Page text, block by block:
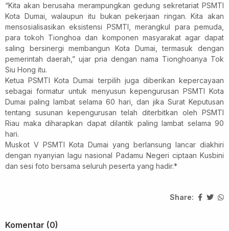
“Kita akan berusaha merampungkan gedung sekretariat PSMTI
Kota Dumai, walaupun itu bukan pekerjaan ringan. Kita akan
mensosialisasikan eksistensi PSMTI, merangkul para pemuda,
para tokoh Tionghoa dan komponen masyarakat agar dapat
saling bersinergi membangun Kota Dumai, termasuk dengan
pemerintah daerah,” ujar pria dengan nama Tionghoanya Tok
Siu Hong itu.
Ketua PSMTI Kota Dumai terpilih juga diberikan kepercayaan
sebagai formatur untuk menyusun kepengurusan PSMTI Kota
Dumai paling lambat selama 60 hari, dan jika Surat Keputusan
tentang susunan kepengurusan telah diterbitkan oleh PSMTI
Riau maka diharapkan dapat dilantik paling lambat selama 90
hari.
Muskot V PSMTI Kota Dumai yang berlansung lancar diakhiri
dengan nyanyian lagu nasional Padamu Negeri ciptaan Kusbini
dan sesi foto bersama seluruh peserta yang hadir.*
Share:
Komentar (0)